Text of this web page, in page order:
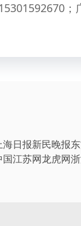
；
海日报新民晚报
国江苏网龙虎网